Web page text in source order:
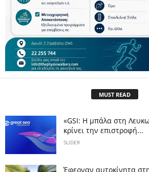
MUST READ
«GSI: Η μπάλα στη
κρίνει την επιστροφή...
SLIDER
Έφερναν αυτοκίνητα